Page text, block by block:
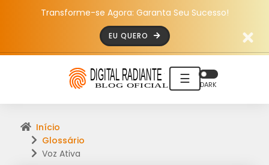
Transforme-se Agora: Garanta Seu Sucesso!
EU QUERO
☰ DARK
Início
Glossário
Voz Ativa